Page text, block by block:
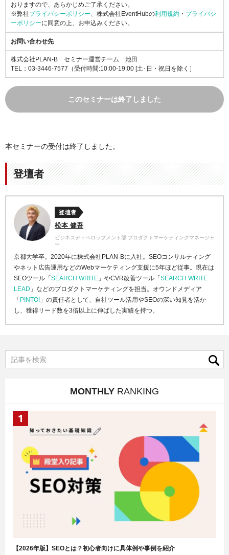
おりますので、あらかじめご了承ください。
※弊社プライバシーポリシー、株式会社EventHubの利用規約 ・ プライバシ
ーポリシーに同意の上、お申込みください。
お問い合わせ先
株式会社PLAN-B セミナー運営チーム 池田
TEL：03-3446-7577 （受付時間:10:00-19:00 [土･日・祝日を除く］
このセミナーは終了しました
本セミナーの受付は終了しました。
登壇者
登壇者
松本 健吾
ビジネスディベロップメント部 プロダクトマーケティングマネージャ
ー
京都大学卒。2020年に株式会社PLAN-Bに入社。SEOコンサルティング
やネット広告運用などのWebマーケティング支援に5年ほど従事。現在は
SEOツール「 SEARCH WRITE 」やCVR改善ツール「 SEARCH WRITE
LEAD 」などのプロダクトマーケティングを担当。オウンドメディア
「 PINTO! 」の責任者として、自社ツール活用やSEOの深い知見を活か
し、獲得リード数を3倍以上に伸ばした実績を持つ。
MONTHLY RANKING
【2026年版】SEOとは？初心者向けに具体例や事例を紹介